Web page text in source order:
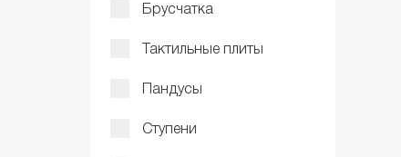
Брусчатка
Тактильные плиты
Пандусы
Ступени